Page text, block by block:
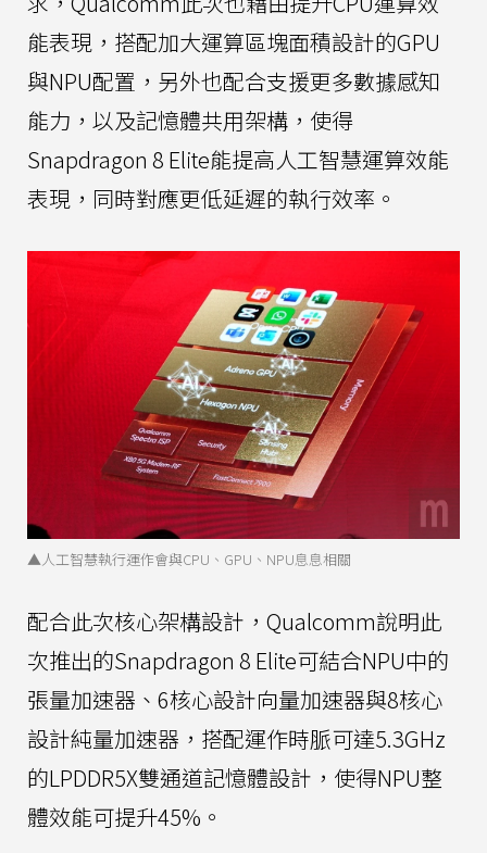
能表現，搭配加大運算區塊面積設計的GPU
與NPU配置，另外也配合支援更多數據感知
能力，以及記憶體共用架構，使得
Snapdragon 8 Elite能提高人工智慧運算效能
表現，同時對應更低延遲的執行效率。
▲人工智慧執行運作會與CPU、GPU、NPU息息相關
配合此次核心架構設計，Qualcomm說明此
次推出的Snapdragon 8 Elite可結合NPU中的
張量加速器、6核心設計向量加速器與8核心
設計純量加速器，搭配運作時脈可達5.3GHz
的LPDDR5X雙通道記憶體設計，使得NPU整
體效能可提升45%。